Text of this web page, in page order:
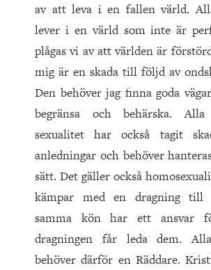
av att leva i en fallen värld.
lever i en värld som inte är
plågas vi av att världen är
mig är en skada till följd av
Den behöver jag finna goda
begränsa och behärska. Alla
sexualitet har också tagit
anledningar och behöver
sätt. Det gäller också
kämpar med en dragning till
samma kön har ett ansvar
dragningen får leda dem.
behöver därför en Räddare.